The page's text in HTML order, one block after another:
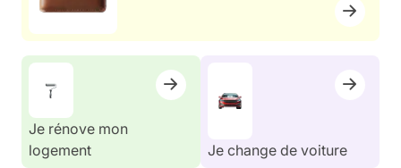
Je rénove mon
logement
Je change de voiture